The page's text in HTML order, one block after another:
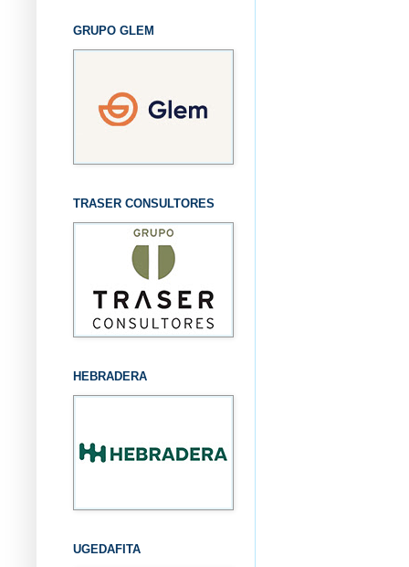
GRUPO GLEM
TRASER CONSULTORES
HEBRADERA
UGEDAFITA